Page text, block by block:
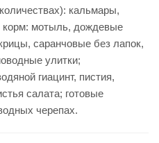
кальмары,
корм: мотыль, дождевые
саранчовые без лапок,
улитки;
гиацинт, пистия,
салата; готовые
черепах.